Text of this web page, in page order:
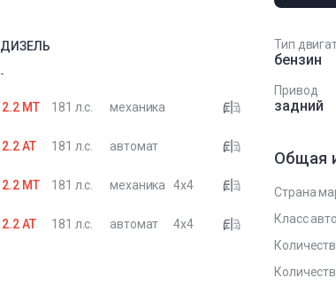
ДИЗЕЛЬ
-
2.2 MT 181 л.с. механика
2.2 AT 181 л.с. автомат
2.2 MT 181 л.с. механика 4x4
2.2 AT 181 л.с. автомат 4x4
Тип
бензин
Привод
задний
Общая
Страна
Класс